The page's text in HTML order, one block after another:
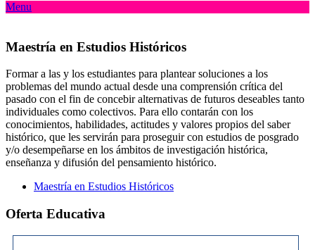
Menu
Maestría en Estudios Históricos
Formar a las y los estudiantes para plantear soluciones a los
problemas del mundo actual desde una comprensión crítica del
pasado con el fin de concebir alternativas de futuros deseables tanto
individuales como colectivos. Para ello contarán con los
conocimientos, habilidades, actitudes y valores propios del saber
histórico, que les servirán para proseguir con estudios de posgrado
y/o desempeñarse en los ámbitos de investigación histórica,
enseñanza y difusión del pensamiento histórico.
Maestría en Estudios Históricos
Oferta Educativa